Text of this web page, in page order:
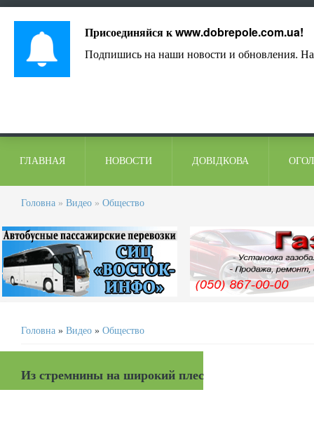
ГЛАВНАЯ НОВОСТИ ДОВІДКОВА
Головна » Видео » Общество
Головна » Видео » Общество
Из стремнины на широкий плес
Присоединяйся кwww.dobrepole.com.ua!
Подпишись на наши новости и обновления.